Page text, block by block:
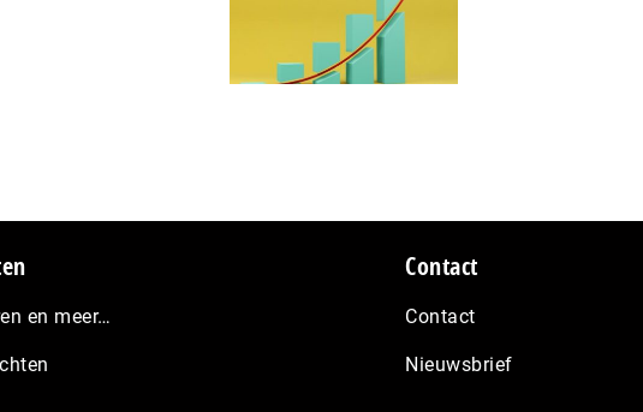
en meer…
Contact
Contact
Nieuwsbrief